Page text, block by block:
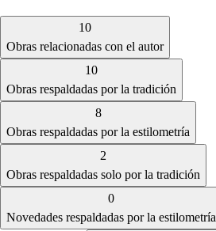
10
Obras relacionadas con el autor
10
Obras respaldadas por la tradición
8
Obras respaldadas por la estilometría
2
Obras respaldadas solo por la tradición
0
Novedades respaldadas por la estilometría